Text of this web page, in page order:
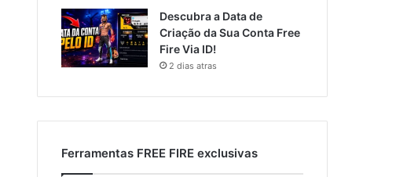
Descubra a Data de
Criação da Sua Conta Free
Fire Via ID!
2 dias atras
Ferramentas FREE FIRE exclusivas